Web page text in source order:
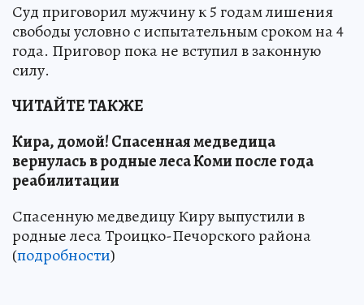
Суд приговорил мужчину к 5 годам лишения
свободы условно с испытательным сроком на 4
года. Приговор пока не вступил в законную
силу.
ЧИТАЙТЕ ТАКЖЕ
Кира, домой! Спасенная медведица
вернулась в родные леса Коми после года
реабилитации
Спасенную медведицу Киру выпустили в
родные леса Троицко-Печорского района
(подробности)